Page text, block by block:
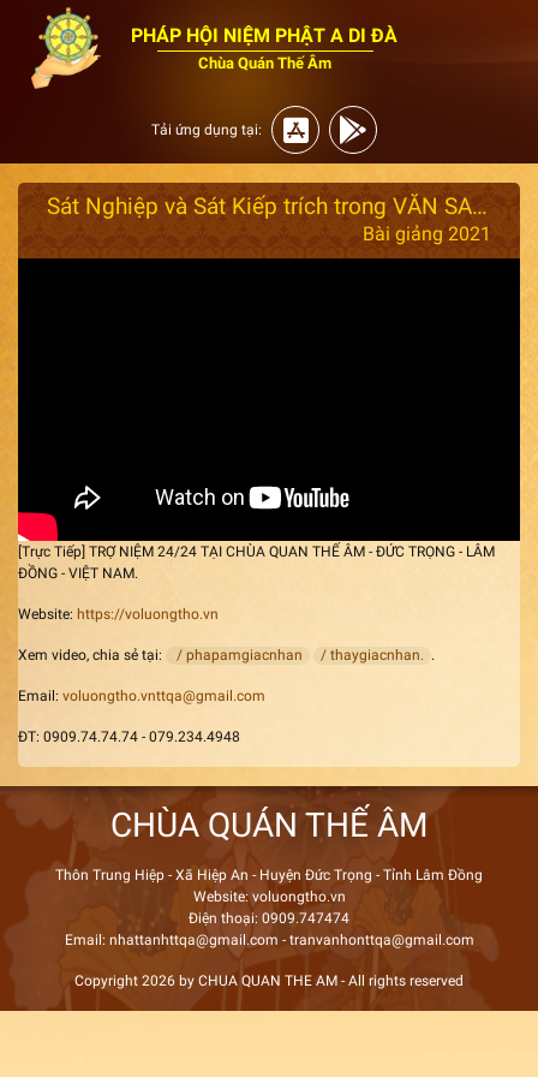
PHÁP HỘI NIỆM PHẬT A DI ĐÀ
Chùa Quán Thế Âm
Tải ứng dụng tại:
Sát Nghiệp và Sát Kiếp trích trong VĂN SAO TỔ SƯ ẤN QUANG Ngày 17/01/2021
Bài giảng 2021
[Trực Tiếp] TRỢ NIỆM 24/24 TẠI CHÙA QUAN THẾ ÂM - ĐỨC TRỌNG - LÂM
ĐỒNG - VIỆT NAM.
Website: https://voluongtho.vn
Xem video, chia sẻ tại: / phapamgiacnhan / thaygiacnhan. .
Email: voluongtho.vnttqa@gmail.com
ĐT: 0909.74.74.74 - 079.234.4948
CHÙA QUÁN THẾ ÂM
Thôn Trung Hiệp - Xã Hiệp An - Huyện Đức Trọng - Tỉnh Lâm Đồng
Website: voluongtho.vn
Điện thoại: 0909.747474
Email: nhattanhttqa@gmail.com - tranvanhonttqa@gmail.com
Copyright 2026 by CHUA QUAN THE AM - All rights reserved